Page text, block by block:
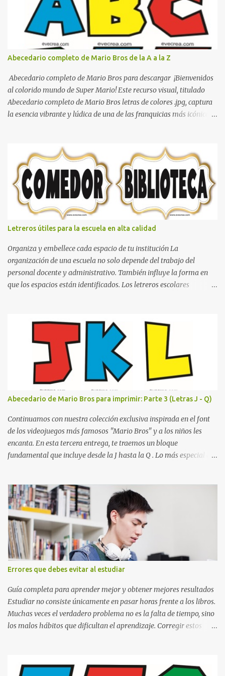
que se pueden hacer con gomas de coche
Abecedario completo de Mario Bros de la A a la Z
Abecedario completo de Mario Bros para descargar ¡Bienvenidos
al colorido mundo de Super Mario! Este recurso visual, titulado
Abecedario completo de Mario Bros letras de colores .jpg, captura
la esencia vibrante y lúdica de una de las franquicias más icónicas
tipografía clásica y robusta que los fans han reconocido por
décadas. En esta primera sección, el abecedario nos presenta:
Identidad Visual: Un diseño de bloques con bordes negros gruesos
que resaltan sobre cualquier fondo. Paleta de Colores: Una
secuencia dinámica que alterna entre el rojo de Mario, el verde de
Luigi, y los tonos azul y amarillo clásicos de los elementos del
juego. Contenido Actual: La imagen muestra la organización desde
la letra A hasta la M, estableciendo el estilo geométrico y divertido
que define a toda la colección. Primera parte del juego de letras
in...
Letreros útiles para la escuela en alta calidad
Organiza y embellece cada espacio de tu institución La
organización de una escuela no solo depende del trabajo del
personal docente y administrativo. También influye la forma en
que los espacios están identificados. Los letreros escolares
decorativo que hace que la institución luzca más ordenada,
moderna y acogedora. Pensando en esta necesidad, he diseñado
una colección de letreros útiles para la escuela con un estilo
elegante, fácil de leer y listo para imprimir en alta calidad. Su
diseño busca combinar funcionalidad y estética, logrando que
cualquier institución educativa proyecte una imagen más
organizada y profesional. ¿Por qué son importantes los letreros
escolares? En una escuela conviven diariamente cientos de
personas. Para quienes visitan la institución por primera vez,
encontrar la biblioteca, la dirección o un aula específica puede
resultar c...
Abecedario de Mario Bros para imprimir: Parte 3 (Letras J - Q)
Continuamos con nuestra colección exclusiva inspirada en el font
de los videojuegos más famosos "Mario Bros" y a los niños les
encanta. En esta tercera entrega, te traemos un bloque
fundamental que incluye desde la J hasta la Q . Lo más especial de
desde la J hasta la Q ¿Qué incluye este bloque de letras? En esta
sección de evecrea.com , encontrarás imágenes individuales en alta
resolución de las siguientes letras: Letras vibrantes : La J y la M en
el clásico rojo de la gorra de Mario. Tonos azules : La K y la Ñ , que
destacan por su diseño limpio y audaz. Colores secundarios : La L y
la Q en amarillo brillante, junto con la N y la P en un verde
inspirado en los niveles de los juegos. Formas icónicas : No te
pierdas la letra O , diseñada con ese estilo geométrico tan carac...
Errores que debes evitar al estudiar
Guía completa para aprender mejor y obtener mejores resultados
Estudiar no consiste únicamente en pasar horas frente a los libros.
Muchas veces el verdadero problema no es la falta de tiempo, sino
los malos hábitos que dificultan el aprendizaje. Corregir estos
cuáles son los errores más comunes al estudiar, por qué afectan tu